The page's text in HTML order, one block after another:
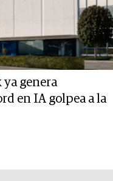
ya genera
en IA golpea a la